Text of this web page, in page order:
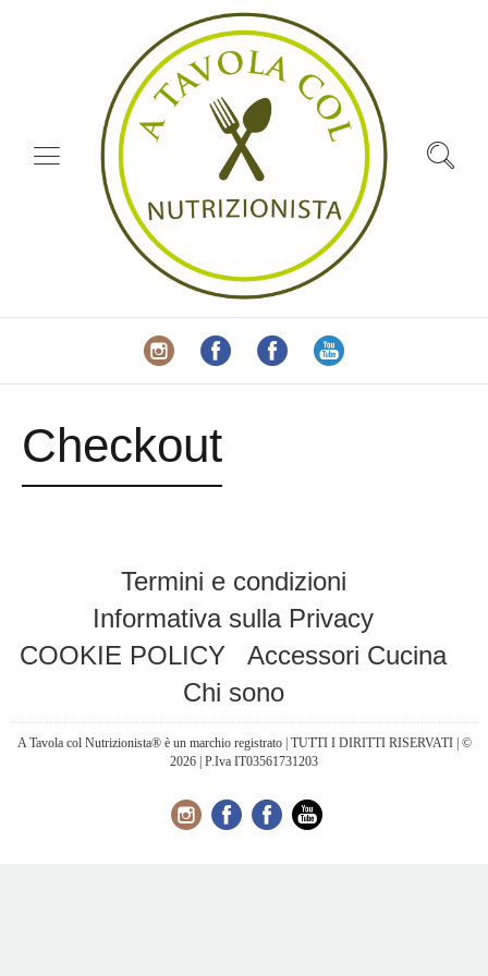
Checkout
Termini e condizioni
Informativa sulla Privacy
COOKIE POLICY
Accessori Cucina
Chi sono
A Tavola col Nutrizionista® è un marchio registrato | TUTTI I DIRITTI RISERVATI | ©
2026 | P.Iva IT03561731203